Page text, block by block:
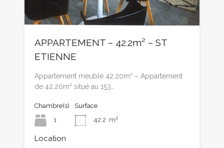
APPARTEMENT – 42.2m² – ST
ETIENNE
Appartement meublé 42,20m² – Appartement
de 42,20m² situé au 153…
Chambre(s)
1
Surface
42.2 m²
Location